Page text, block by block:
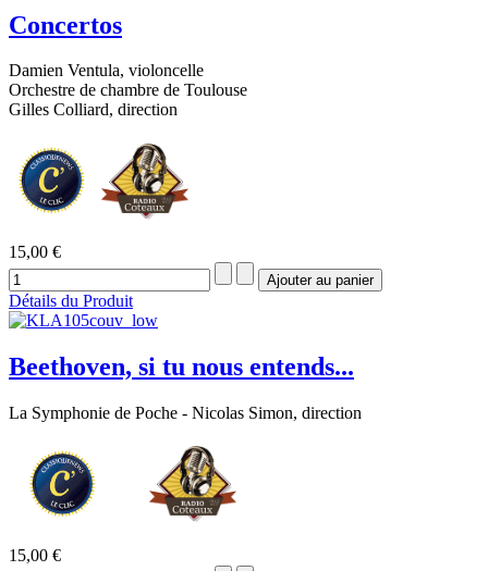
Concertos
Damien Ventula, violoncelle
Orchestre de chambre de Toulouse
Gilles Colliard, direction
15,00 €
Détails du Produit
Beethoven, si tu nous entends...
La Symphonie de Poche - Nicolas Simon, direction
15,00 €